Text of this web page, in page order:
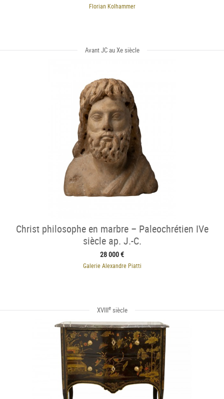
Florian Kolhammer
Avant JC au Xe siècle
Christ philosophe en marbre – Paleochrétien IVe
siècle ap. J.-C.
28 000 €
Galerie Alexandre Piatti
XVIIIesiècle